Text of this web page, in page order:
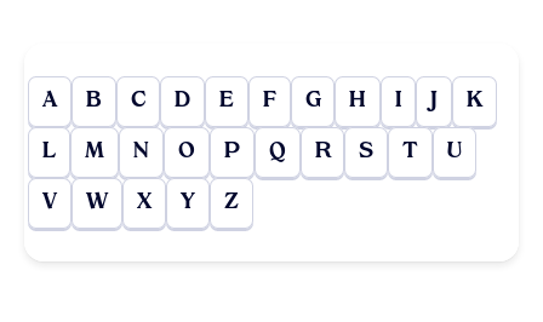
A B C D E F G H I J K
L M N O P Q R S T U
V W X Y Z